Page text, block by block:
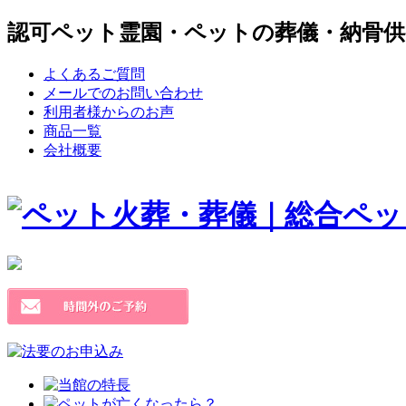
認可ペット霊園・ペットの葬儀・納骨
よくあるご質問
メールでのお問い合わせ
利用者様からのお声
商品一覧
会社概要